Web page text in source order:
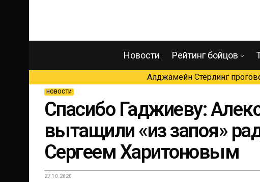
Новости Рейтинг бойцов
Алджамейн Стерлинг
НОВОСТИ
Спасибо Гаджиеву:
вытащили «из запоя»
Сергеем Харитоновым
27.10.2020